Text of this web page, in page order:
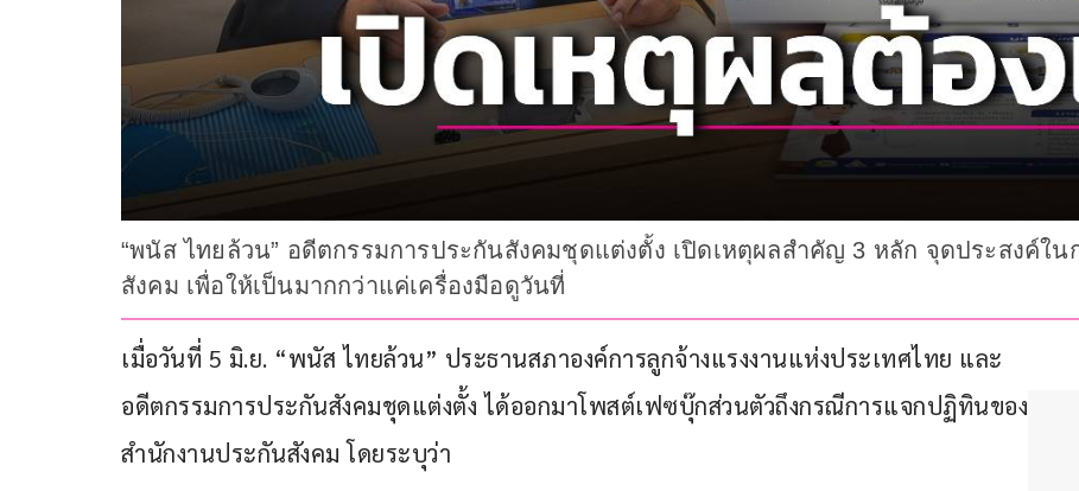
“พนัส ไทยล้วน” อดีตกรรมการประกันสังคมชุดแต่งตั้ง เปิดเหตุผลสำคัญ 3 หลัก จุดประสงค์ใ
สังคม เพื่อให้เป็นมากกว่าแค่เครื่องมือดูวันที่
เมื่อวันที่ 5 มิ.ย. “พนัส ไทยล้วน” ประธานสภาองค์การลูกจ้างแรงงานแห่งประเทศไทย และ
อดีตกรรมการประกันสังคมชุดแต่งตั้ง ได้ออกมาโพสต์เฟซบุ๊กส่วนตัวถึงกรณีการแจกปฏิทินของ
สำนักงานประกันสังคม โดยระบุว่า